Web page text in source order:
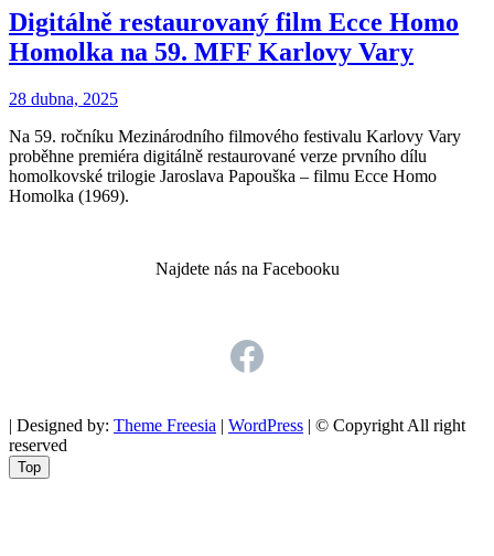
Digitálně restaurovaný film Ecce Homo
Homolka na 59. MFF Karlovy Vary
28 dubna, 2025
Na 59. ročníku Mezinárodního filmového festivalu Karlovy Vary
proběhne premiéra digitálně restaurované verze prvního dílu
homolkovské trilogie Jaroslava Papouška – filmu Ecce Homo
Homolka (1969).
HomoNajdete nás na Facebooku
Facebook
| Designed by: Theme Freesia | WordPress | © Copyright All right
reserved
Go
to
Top